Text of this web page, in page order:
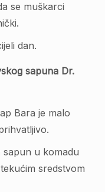
se muškarci
dan.
sapuna Dr.
Bara je malo
u komadu
sredstvom